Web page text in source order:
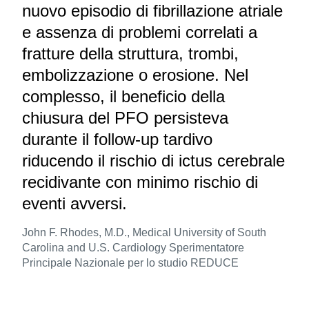
nuovo episodio di fibrillazione atriale
e assenza di problemi correlati a
fratture della struttura, trombi,
embolizzazione o erosione. Nel
complesso, il beneficio della
chiusura del PFO persisteva
durante il follow‑up tardivo
riducendo il rischio di ictus cerebrale
recidivante con minimo rischio di
eventi avversi.
John F. Rhodes, M.D., Medical University of South
Carolina and U.S. Cardiology Sperimentatore
Principale Nazionale per lo studio REDUCE